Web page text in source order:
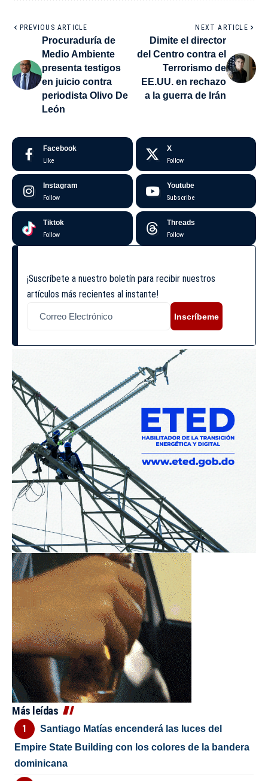
PREVIOUS ARTICLE
Procuraduría de
Medio Ambiente
presenta testigos
en juicio contra
periodista Olivo De
León
NEXT ARTICLE
Dimite el director
del Centro contra el
Terrorismo de
EE.UU. en rechazo
a la guerra de Irán
Facebook
Like
X
Follow
Instagram
Follow
Youtube
Subscribe
Tiktok
Follow
Threads
Follow
¡Suscríbete a nuestro boletín para recibir nuestros
artículos más recientes al instante!
Inscríbeme
Más leídas
Santiago Matías encenderá las luces del
Empire State Building con los colores de la bandera
dominicana